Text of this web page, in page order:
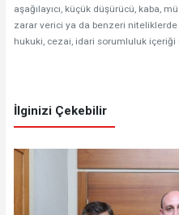
aşağılayıcı, küçük düşürücü, kaba,
zarar verici ya da benzeri
hukuki, cezai, idari sorumluluk içeriği
İlginizi Çekebilir